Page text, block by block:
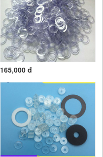
165,000 đ